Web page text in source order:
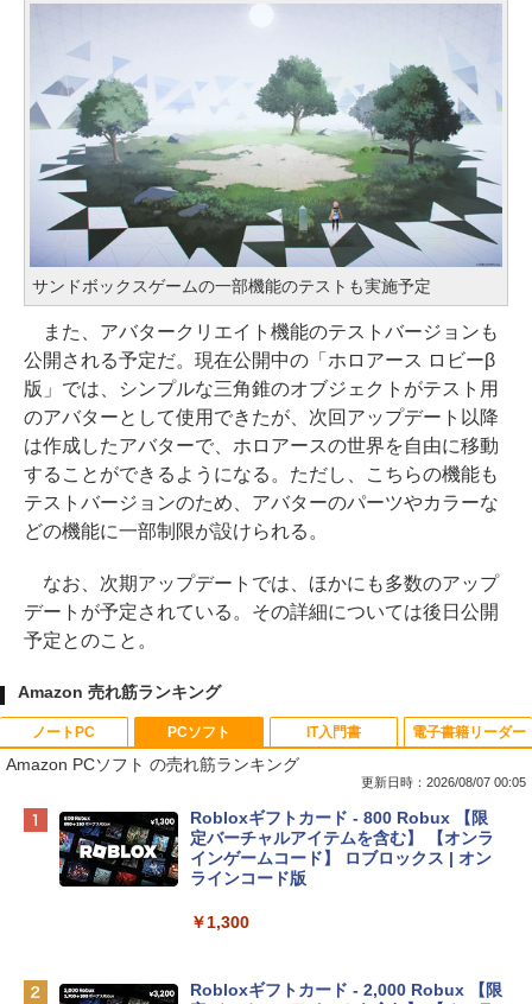
サンドボックスゲームの一部機能のテストも実施予定
また、アバタークリエイト機能のテストバージョンも
公開される予定だ。現在公開中の「ホロアース ロビーβ
版」では、シンプルな三角錐のオブジェクトがテスト用
のアバターとして使用できたが、次回アップデート以降
は作成したアバターで、ホロアースの世界を自由に移動
することができるようになる。ただし、こちらの機能も
テストバージョンのため、アバターのパーツやカラーな
どの機能に一部制限が設けられる。
なお、次期アップデートでは、ほかにも多数のアップ
デートが予定されている。その詳細については後日公開
予定とのこと。
Amazon 売れ筋ランキング
ノートPC
Apple 2026 MacBook Neo A18 Proチッ
プ搭載13インチノートブック：AIとAppl
e Intelligence、Liquid Retinaディスプ
レイ、8GBメモリ、512GB SSD、1080p
ィゴ + 3年延長 AppleCare+ for 13インチ
￥162,598
PCソフト
Amazon PCソフト の売れ筋ランキング
更新日時：2026/08/07 00:05
Robloxギフトカード - 800 Robux 【限
定バーチャルアイテムを含む】 【オンラ
インゲームコード】 ロブロックス | オン
ラインコード版
￥1,300
Robloxギフトカード - 2,000 Robux 【限
IT入門書 電子書籍リーダー